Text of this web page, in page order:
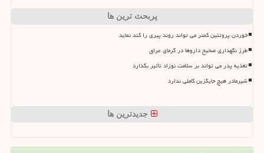
پربحث ترین ها
خوردن پروتئین کمتر می تواند روند پیری را کند نماید
طرز نگهداری صحیح داروها در گرمای عراق
تغذیه پدر می تواند بر سلامت نوزاد تأثیر بگذارد
شیرمادر هیچ جایگزین کاملی ندارد
جدیدترین ها